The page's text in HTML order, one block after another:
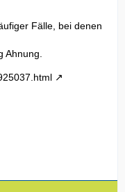
Fälle, bei denen
Ahnung.